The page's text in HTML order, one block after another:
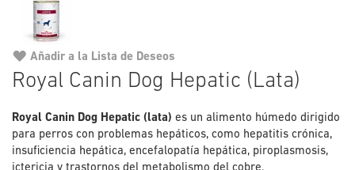
Royal Canin Dog Hepatic (Lata)
Royal Canin Dog Hepatic (lata) es un alimento húmedo dirigido
para perros con problemas hepáticos, como hepatitis crónica,
insuficiencia hepática, encefalopatía hepática, piroplasmosis,
Añadir a la Lista de Deseos
al
de
la
galería